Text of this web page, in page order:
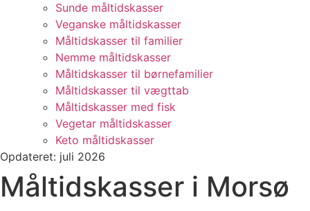
Sunde måltidskasser
Veganske måltidskasser
Måltidskasser til familier
Nemme måltidskasser
Måltidskasser til børnefamilier
Måltidskasser til vægttab
Måltidskasser med fisk
Vegetar måltidskasser
Keto måltidskasser
Opdateret: juli 2026
Måltidskasser i Morsø